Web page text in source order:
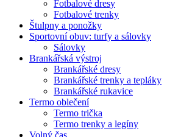
Fotbalové dresy
Fotbalové trenky
Štulpny a ponožky
Sportovní obuv: turfy a sálovky
Sálovky
Brankářská výstroj
Brankářské dresy
Brankářské trenky a tepláky
Brankářské rukavice
Termo oblečení
Termo trička
Termo trenky a legíny
Volný čas